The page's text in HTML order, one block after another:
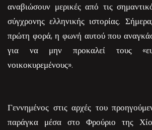
αναβιώσουν μερικές από τις
σύγχρονης ελληνικής ιστορίας.
πρώτη φορά, η φωνή αυτού που
για να μην προκαλεί τους
νοικοκυρεμένους».
Γεννημένος στις αρχές του
παράγκα μέσα στο Φρούριο της